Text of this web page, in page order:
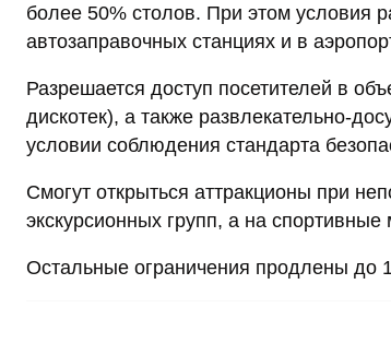
более 50% столов. При этом условия
автозаправочных станциях и в
Разрешается доступ посетителей в
дискотек), а также развлекательно-
условии соблюдения стандарта
Смогут открыться аттракционы при
экскурсионных групп, а на
Остальные ограничения продлены до